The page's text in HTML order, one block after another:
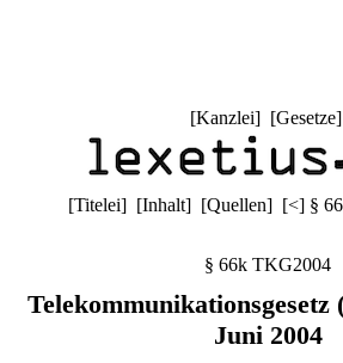
[Kanzlei] [Gesetze]
[Titelei] [Inhalt] [Quellen] [<] §
§ 66k TKG2004
Telekommunikationsgesetz
Juni 2004